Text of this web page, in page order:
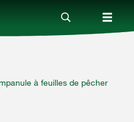
à feuilles de pêcher